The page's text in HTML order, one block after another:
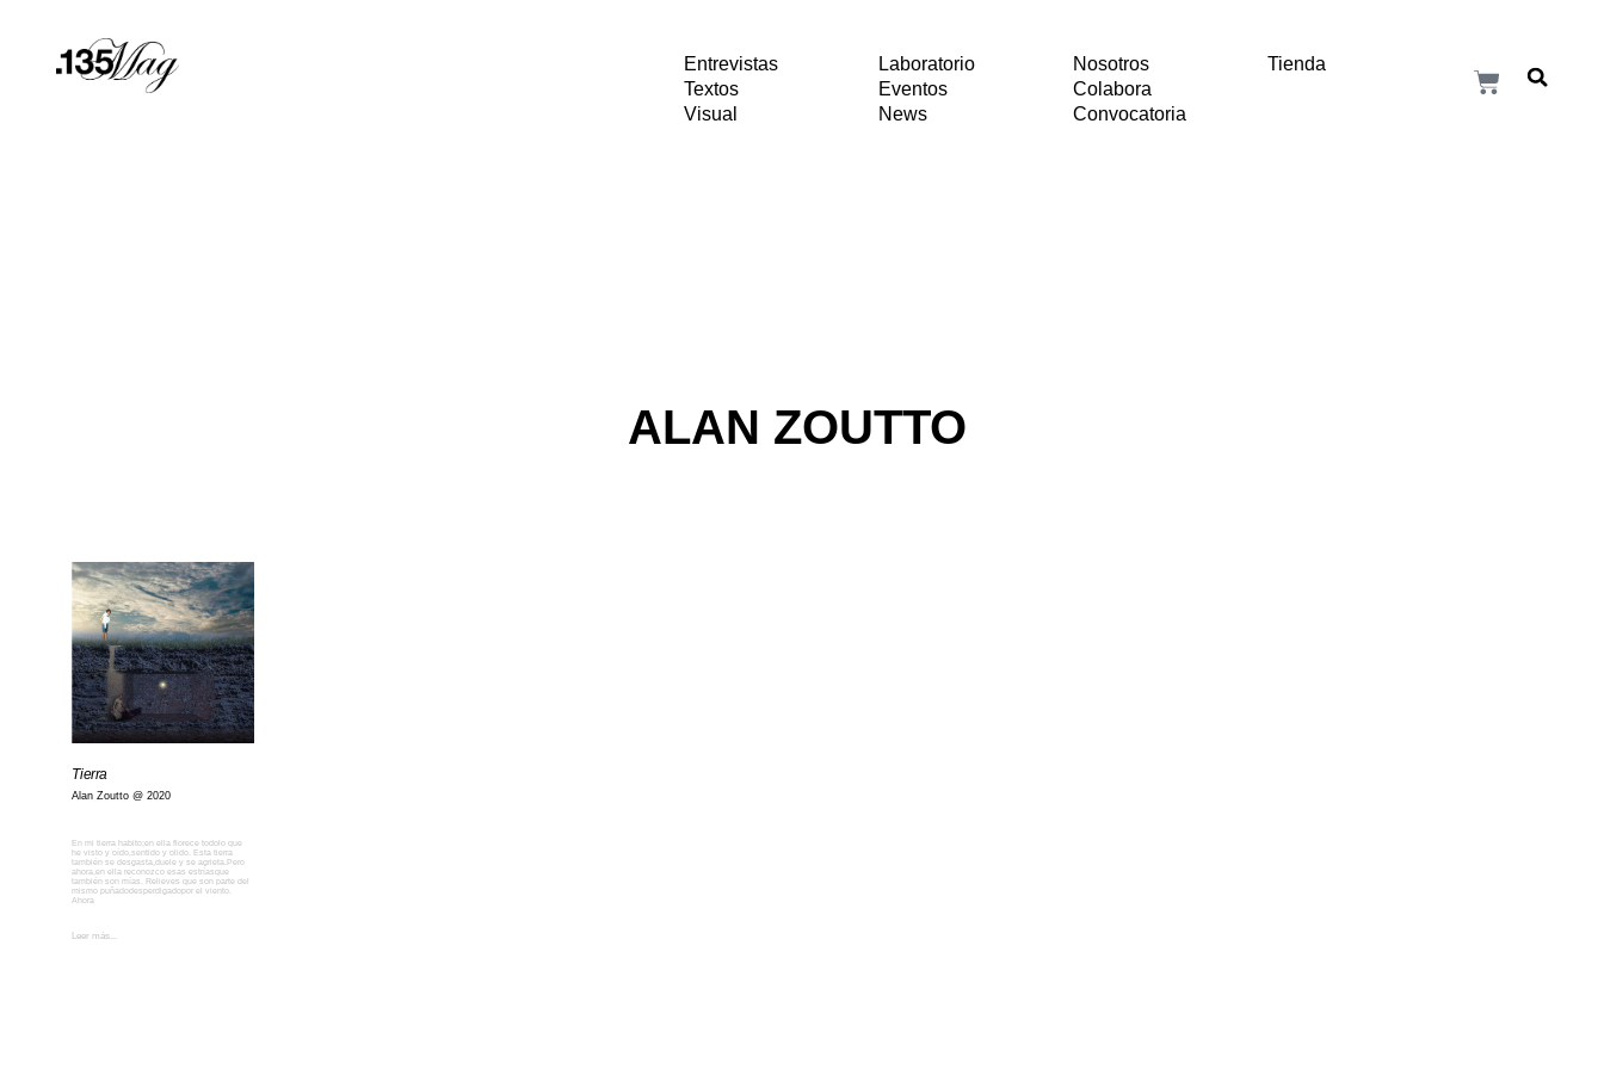
Entrevistas
Textos
Visual
Laboratorio
Eventos
News
Nosotros
Colabora
Convocatoria
Tienda
ALAN ZOUTTO
Tierra
Alan Zoutto 2020
En mi tierra habito;en ella florece todolo que
he visto y oído,sentido y olido. Esta tierra
también se desgasta,duele y se agrieta.Pero
ahora,en ella reconozco esas estríasque
también son mías. Relieves que son parte del
mismo puñadodesperdigadopor el viento.
Ahora
Leer más...